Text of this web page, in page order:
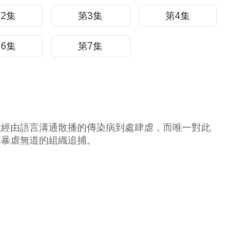
集 第3集 第4集
集 第7集
由語言溝通散播的傳染病到處肆虐，而唯一對此
虐無道的組織追捕。